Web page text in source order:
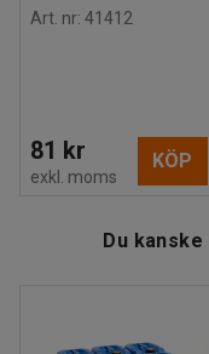
Art. nr: 41412
81 kr
exkl. moms
KÖP
Du